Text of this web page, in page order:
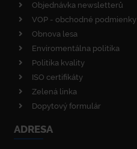
Objednávka newsletterů
VOP - obchodné podmienky
Obnova lesa
Enviromentálna politika
Politika kvality
ISO certifikáty
Zelená linka
Dopytový formulár
ADRESA